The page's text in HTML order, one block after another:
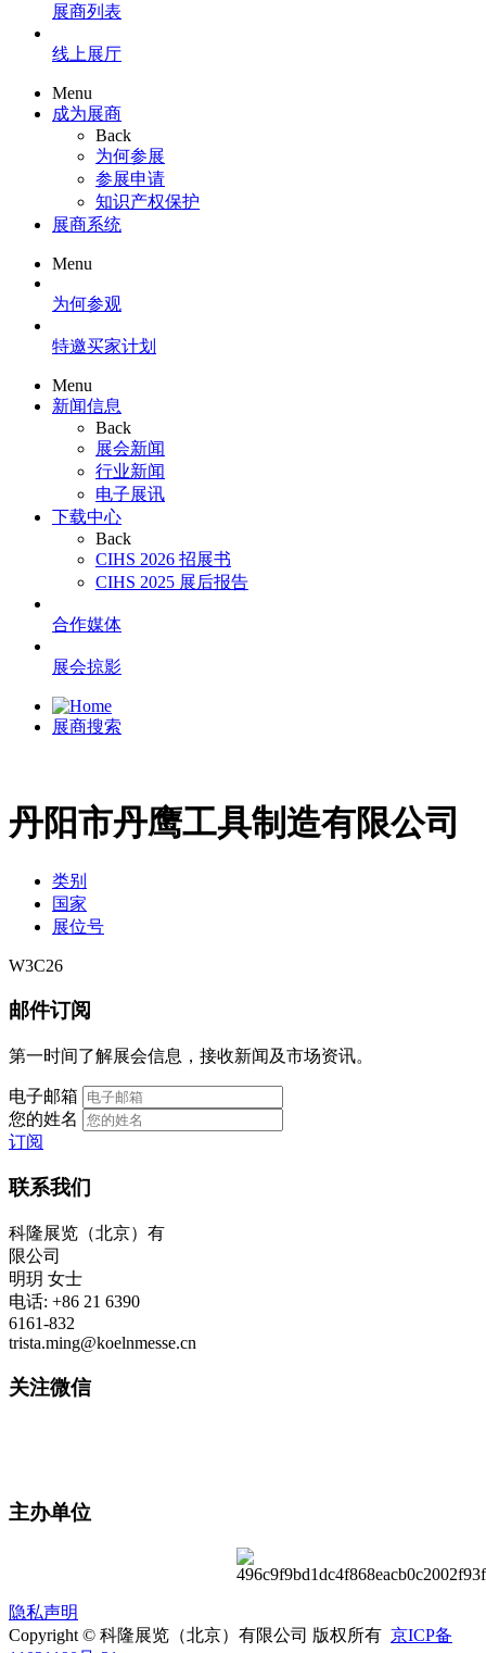
展商列表
线上展厅
Menu
成为展商
Back
为何参展
参展申请
知识产权保护
展商系统
Menu
为何参观
特邀买家计划
Menu
新闻信息
Back
展会新闻
行业新闻
电子展讯
下载中心
Back
CIHS 2026 招展书
CIHS 2025 展后报告
合作媒体
展会掠影
展商搜索
丹阳市丹鹰工具制造有限公司
类别
国家
展位号
W3C26
邮件订阅
第一时间了解展会信息，接收新闻及市场资讯。
电子邮箱
您的姓名
订阅
联系我们
科隆展览（北京）有
限公司
明玥 女士
电话: +86 21 6390
6161-832
trista.ming@koelnmesse.cn
关注微信
主办单位
隐私声明
Copyright © 科隆展览（北京）有限公司 版权所有 京ICP备